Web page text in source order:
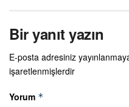
Bir yanıt yazın
E-posta adresiniz
işaretlenmişlerdir
Yorum *